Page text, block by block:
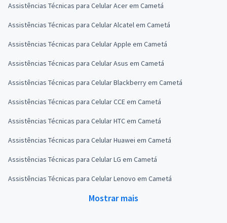
Assistências Técnicas para Celular Acer em Cametá
Assistências Técnicas para Celular Alcatel em Cametá
Assistências Técnicas para Celular Apple em Cametá
Assistências Técnicas para Celular Asus em Cametá
Assistências Técnicas para Celular Blackberry em Cametá
Assistências Técnicas para Celular CCE em Cametá
Assistências Técnicas para Celular HTC em Cametá
Assistências Técnicas para Celular Huawei em Cametá
Assistências Técnicas para Celular LG em Cametá
Assistências Técnicas para Celular Lenovo em Cametá
Mostrar mais